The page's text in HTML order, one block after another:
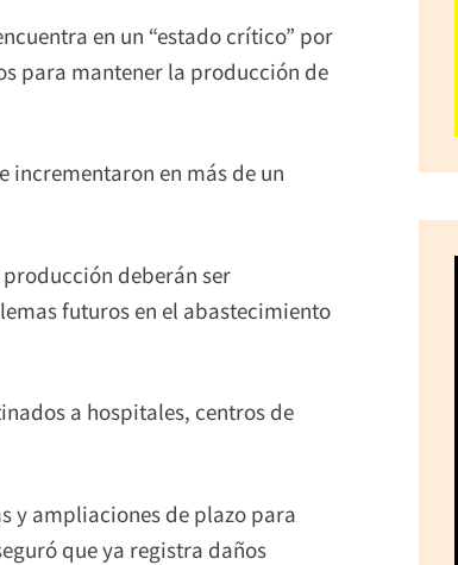
en un “estado crítico” por
para mantener la producción de
incrementaron en más de un
deberán ser
futuros en el abastecimiento
a hospitales, centros de
y ampliaciones de plazo para
que ya registra daños